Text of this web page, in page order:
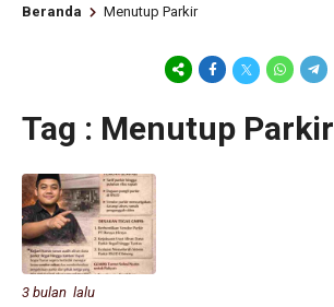
Beranda Menutup Parkir
Tag : Menutup Parkir
3 bulan lalu